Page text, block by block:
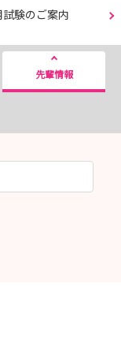
験のご案内
先輩情報